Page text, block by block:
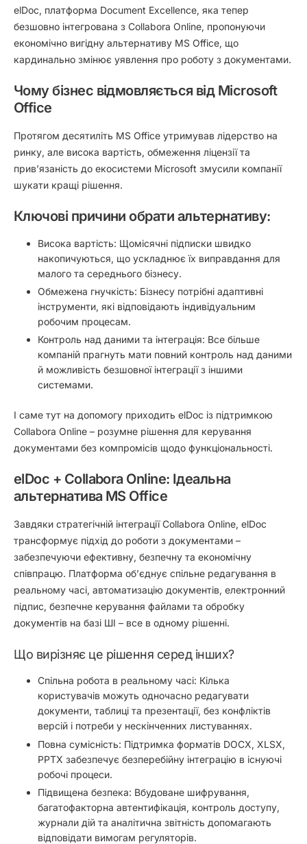
elDoc, платформа Document Excellence, яка тепер
безшовно інтегрована з Collabora Online, пропонуючи
економічно вигідну альтернативу MS Office, що
кардинально змінює уявлення про роботу з документами.
Чому бізнес відмовляється від Microsoft
Office
Протягом десятиліть MS Office утримував лідерство на
ринку, але висока вартість, обмеження ліцензії та
прив’язаність до екосистеми Microsoft змусили компанії
шукати кращі рішення.
Ключові причини обрати альтернативу:
Висока вартість: Щомісячні підписки швидко
накопичуються, що ускладнює їх виправдання для
малого та середнього бізнесу.
Обмежена гнучкість: Бізнесу потрібні адаптивні
інструменти, які відповідають індивідуальним
робочим процесам.
Контроль над даними та інтеграція: Все більше
компаній прагнуть мати повний контроль над даними
й можливість безшовної інтеграції з іншими
системами.
І саме тут на допомогу приходить elDoc із підтримкою
Collabora Online – розумне рішення для керування
документами без компромісів щодо функціональності.
elDoc + Collabora Online: Ідеальна
альтернатива MS Office
Завдяки стратегічній інтеграції Collabora Online, elDoc
трансформує підхід до роботи з документами –
забезпечуючи ефективну, безпечну та економічну
співпрацю. Платформа об’єднує спільне редагування в
реальному часі, автоматизацію документів, електронний
підпис, безпечне керування файлами та обробку
документів на базі ШІ – все в одному рішенні.
Що вирізняє це рішення серед інших?
Спільна робота в реальному часі: Кілька
користувачів можуть одночасно редагувати
документи, таблиці та презентації, без конфліктів
версій і потреби у нескінченних листуваннях.
Повна сумісність: Підтримка форматів DOCX, XLSX,
PPTX забезпечує безперебійну інтеграцію в існуючі
робочі процеси.
Підвищена безпека: Вбудоване шифрування,
багатофакторна автентифікація, контроль доступу,
журнали дій та аналітична звітність допомагають
відповідати вимогам регуляторів.